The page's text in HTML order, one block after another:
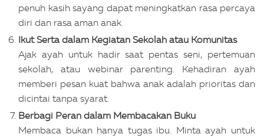
penuh kasih sayang dapat meningkatkan rasa percaya
diri dan rasa aman anak.
Ikut Serta dalam Kegiatan Sekolah atau Komunitas
Ajak ayah untuk hadir saat pentas seni, pertemuan
sekolah, atau webinar parenting. Kehadiran ayah
memberi pesan kuat bahwa anak adalah prioritas dan
dicintai tanpa syarat.
Berbagi Peran dalam Membacakan Buku
Membaca bukan hanya tugas ibu. Minta ayah untuk